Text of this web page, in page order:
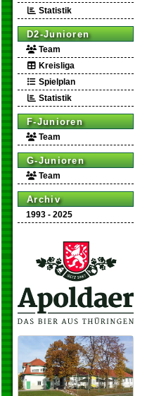
Statistik
D2-Junioren
Team
Kreisliga
Spielplan
Statistik
F-Junioren
Team
G-Junioren
Team
Archiv
1993 - 2025